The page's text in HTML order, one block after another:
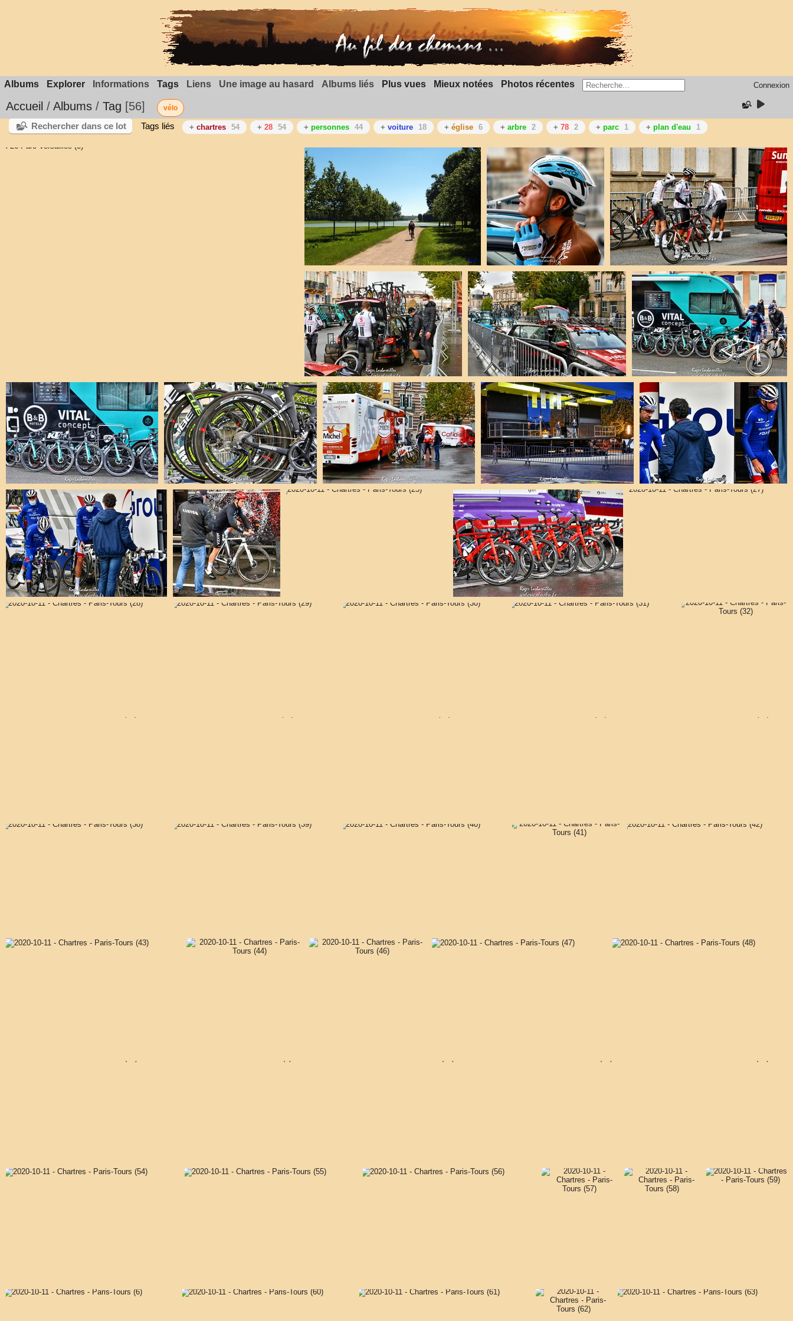
Albums Explorer Informations Tags Liens Une image au hasard Albums liés Plus vues Mieux notées Photos récentes Connexion
Accueil / Albums / Tag 56 vélo
Rechercher dans ce lot Tags liés + chartres 54 + 28 54 + personnes 44 + voiture 18 + église 6 + arbre 2 + 78 2 + parc 1 + plan d'eau 1